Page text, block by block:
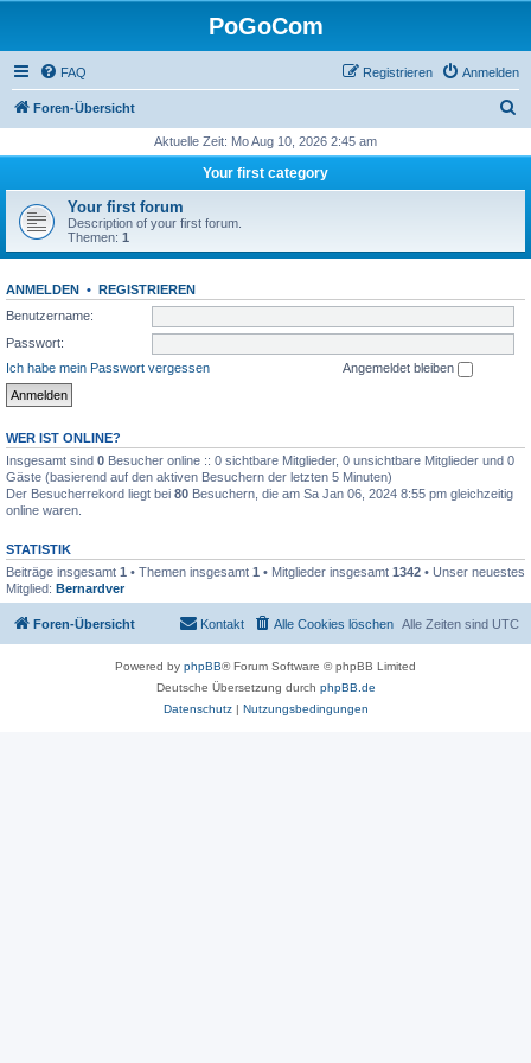
PoGoCom
FAQ Anmelden
Registrieren
Foren-Übersicht
h
Aktuelle Zeit: Mo Aug 10, 2026 2:45 am
Your first category
Your first forum
Description of your first forum.
Themen: 1
ANMELDEN • REGISTRIEREN
Benutzername:
Passwort:
Ich habe mein Passwort vergessen
Angemeldet bleiben
WER IST ONLINE?
Insgesamt sind 0 Besucher online :: 0 sichtbare Mitglieder, 0 unsichtbare Mitglieder und 0
Gäste (basierend auf den aktiven Besuchern der letzten 5 Minuten)
Der Besucherrekord liegt bei 80 Besuchern, die am Sa Jan 06, 2024 8:55 pm gleichzeitig
online waren.
STATISTIK
Beiträge insgesamt 1 • Themen insgesamt 1 • Mitglieder insgesamt 1342 • Unser neuestes
Mitglied: Bernardver
Foren-Übersicht Alle Zeiten sind UTC
Alle Cookies löschen
Kontakt
Powered by phpBB® Forum Software © phpBB Limited
Deutsche Übersetzung durch phpBB.de
Datenschutz| Nutzungsbedingungen